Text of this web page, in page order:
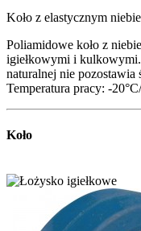
Koło z elastycznym
Poliamidowe koło z
igiełkowymi i
naturalnej nie pozostawia
Temperatura pracy: -
Koło